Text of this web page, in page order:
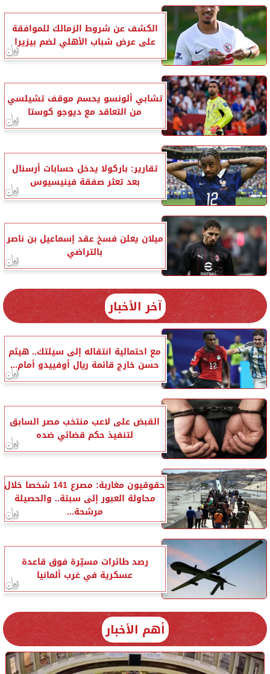
الكشف عن شروط الزمالك للموافقة
على عرض شباب الأهلي لضم بيزيرا
تشابي ألونسو يحسم موقف تشيلسي
من التعاقد مع ديوجو كوستا
تقارير: باركولا يدخل حسابات أرسنال
بعد تعثر صفقة فينيسيوس
ميلان يعلن فسخ عقد إسماعيل بن ناصر
بالتراضي
آخر الأخبار
مع احتمالية انتقاله إلى سيلتك.. هيثم
حسن خارج قائمة ريال أوفييدو أمام...
القبض على لاعب منتخب مصر السابق
لتنفيذ حكم قضائي ضده
حقوقيون مغاربة: مصرع 141 شخصا خلال
محاولة العبور إلى سبتة.. والحصيلة
مرشحة...
رصد طائرات مسيّرة فوق قاعدة
عسكرية في غرب ألمانيا
أهم الأخبار